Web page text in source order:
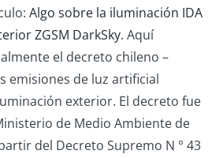
Algo sobre la iluminación IDA
ZGSM DarkSky. Aquí
el decreto chileno –
emisiones de luz artificial
exterior. El decreto fue
de Medio Ambiente de
del Decreto Supremo N ° 43